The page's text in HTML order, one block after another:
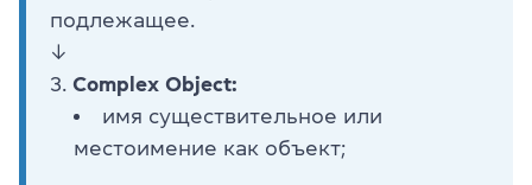
подлежащее.
↓
3. Complex Object:
имя существительное или
местоимение как объект;